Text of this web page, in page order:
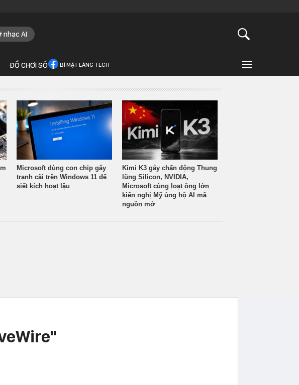
nhạc AI
ĐỒ CHƠI SỐ BÍ MẬT LÀNG TECH
Microsoft dùng con chip gây
tranh cãi trên Windows 11 để
siết kích hoạt lậu
Kimi K3 gây chấn động Thung
lũng Silicon, NVIDIA,
Microsoft cùng loạt ông lớn
kiến nghị Mỹ ủng hộ AI mã
nguồn mở